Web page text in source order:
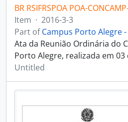
BR RSIFRSPOA POA-
Item · 2016-3-3
Part ofCampus Porto Alegre -
Ata da Reunião Ordinária do
Porto Alegre, realizada em 03
Untitled